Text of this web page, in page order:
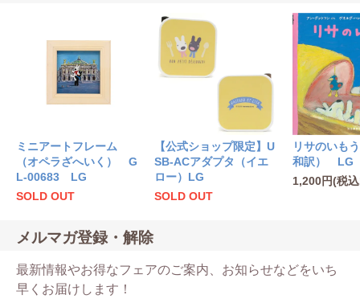
ミニアートフレーム
（オペラざへいく） G
L-00683 LG
SOLD OUT
【公式ショップ限定】U
SB-ACアダプタ（イエ
ロー）LG
SOLD OUT
リサのいも
和訳） LG
1,200円(税
メルマガ登録・解除
最新情報やお得なフェアのご案内、お知らせなどをいち
早くお届けします！